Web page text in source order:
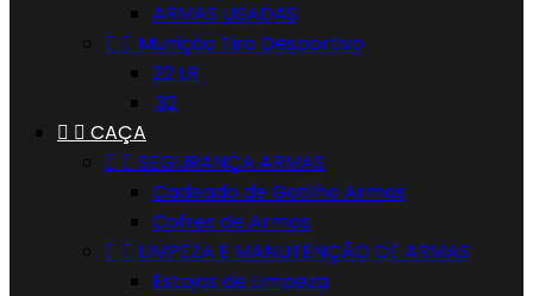
ARMAS USADAS
  Munição Tiro Desportivo
22 LR
.32
  CAÇA
  SEGURANÇA ARMAS
Cadeado de Gatilho Armas
Cofres de Armas
  LIMPEZA E MANUTENÇÃO DE ARMAS
Estojos de Limpeza